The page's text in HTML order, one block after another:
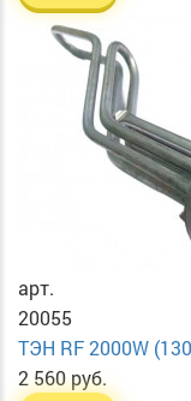
арт.
20055
ТЭН RF 2000W
2 560 руб.